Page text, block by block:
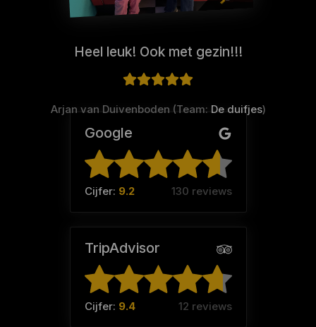
Heel leuk! Ook met gezin!!!
Arjan van Duivenboden (Team: De duifjes)
Google
Cijfer: 9.2 130 reviews
TripAdvisor
Cijfer: 9.4 12 reviews